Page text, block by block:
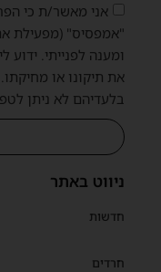
ניווט באתר
חדשות
חרדים
אני מאשר/ת כי
"אמפסיס" (מפעילת
ומענה לפנייתי. ידוע
את תיקונו או
בלעדיהם לא ניתן